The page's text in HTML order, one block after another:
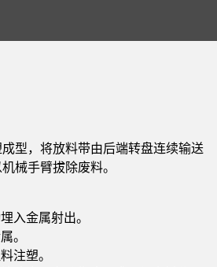
型，将放料带由后端转盘连续输送
械手臂拔除废料。
入金属射出。
。
注塑。